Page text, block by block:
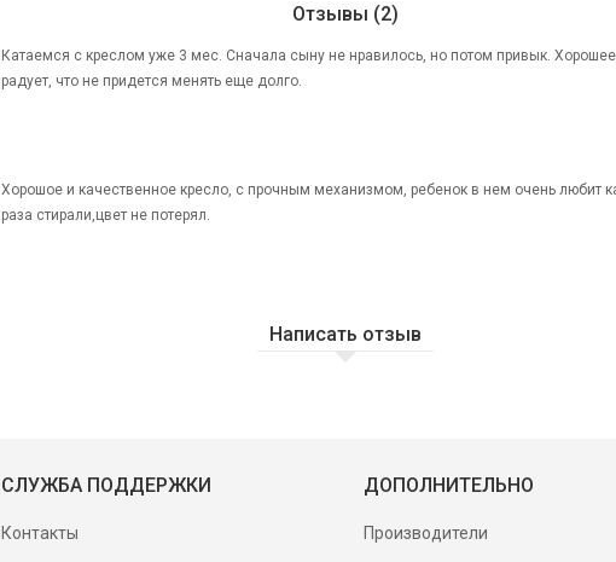
Отзывы (2)
Катаемся с креслом уже 3 мес. Сначала сыну не нравилось, но потом привык.
радует, что не придется менять еще долго.
Хорошое и качественное кресло, с прочным механизмом, ребенок в нем очень любит
раза стирали,цвет не потерял.
Написать отзыв
СЛУЖБА ПОДДЕРЖКИ
Контакты
ДОПОЛНИТЕЛЬНО
Производители